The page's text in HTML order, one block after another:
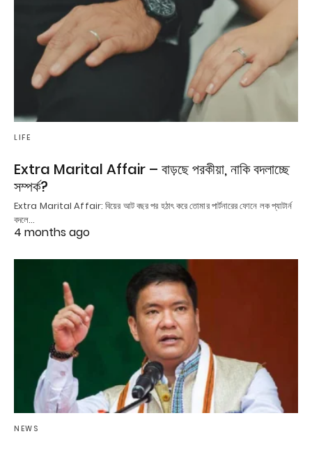
LIFE
Extra Marital Affair – বাড়ছে পরকীয়া, নাকি বদলাচ্ছে
সম্পর্ক?
Extra Marital Affair: বিয়ের আট বছর পর হঠাৎ করে তোমার পার্টনারের ফোনে লক প্যাটার্ন
বদলে…
4 months ago
NEWS